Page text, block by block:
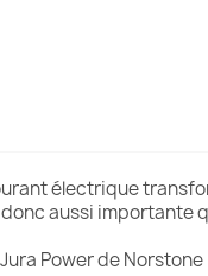
électrique
donc aussi importante
Power de